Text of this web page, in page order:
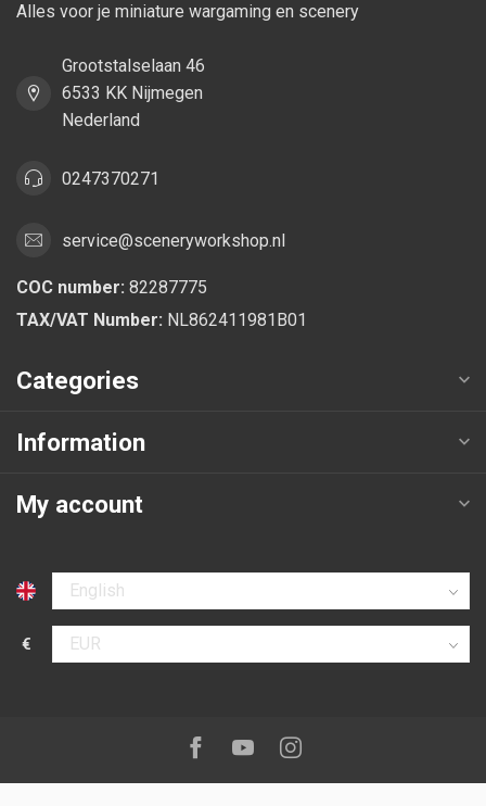
Alles voor je miniature wargaming en scenery
Grootstalselaan 46
6533 KK Nijmegen
Nederland
0247370271
service@sceneryworkshop.nl
COC number: 82287775
TAX/VAT Number: NL862411981B01
Categories
Information
My account
Select language
€
Select currency
Follow us on:
Facebook
YoutubeInstagram